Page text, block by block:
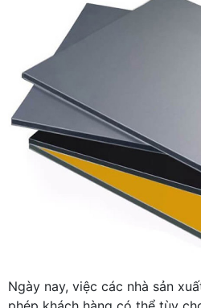
Ngày nay, việc các nhà sản